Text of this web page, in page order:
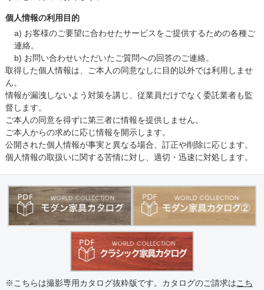
個人情報の利用目的
a) お客様のご要望に合わせたサービスをご提供するための各種ご
連絡。
b) お問い合わせいただいたご質問への回答のご連絡。
取得した個人情報は、ご本人の同意なしに目的以外では利用しませ
ん。
情報が漏洩しないよう対策を講じ、従業員だけでなく委託業者も監
督します。
ご本人の同意を得ずに第三者に情報を提供しません。
ご本人からの求めに応じ情報を開示します。
公開された個人情報が事実と異なる場合、訂正や削除に応じます。
個人情報の取扱いに関する苦情に対し、適切・迅速に対処します。
※こちらは撮影専用カタログ抜粋版です。カタログのご請求はこち